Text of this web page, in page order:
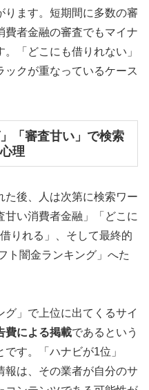
ります。短期間に多数の審
費者金融の審査でもマイナ
「どこにも借りれない」
クが重なっているケース
「審査甘い」で検索
理
た後、人は次第に検索ワー
甘い消費者金融」「どこに
りれる」、そして最終的
ト闇金ランキング」へた
グ」で上位に出てくるサイ
費による掲載であるという
す。「ハナビが1位」
報は、その業者が自分のサ